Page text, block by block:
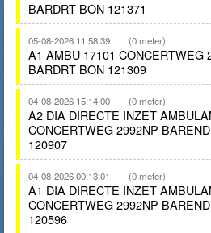
BARDRT BON 121371
05-08-2026 11:58:39 (0 meter)
A1 AMBU 17101 CONCERTWEG
BARDRT BON 121309
04-08-2026 15:14:00 (0 meter)
A2 DIA DIRECTE INZET
CONCERTWEG 2992NP
120907
04-08-2026 00:13:01 (0 meter)
A1 DIA DIRECTE INZET
CONCERTWEG 2992NP
120596